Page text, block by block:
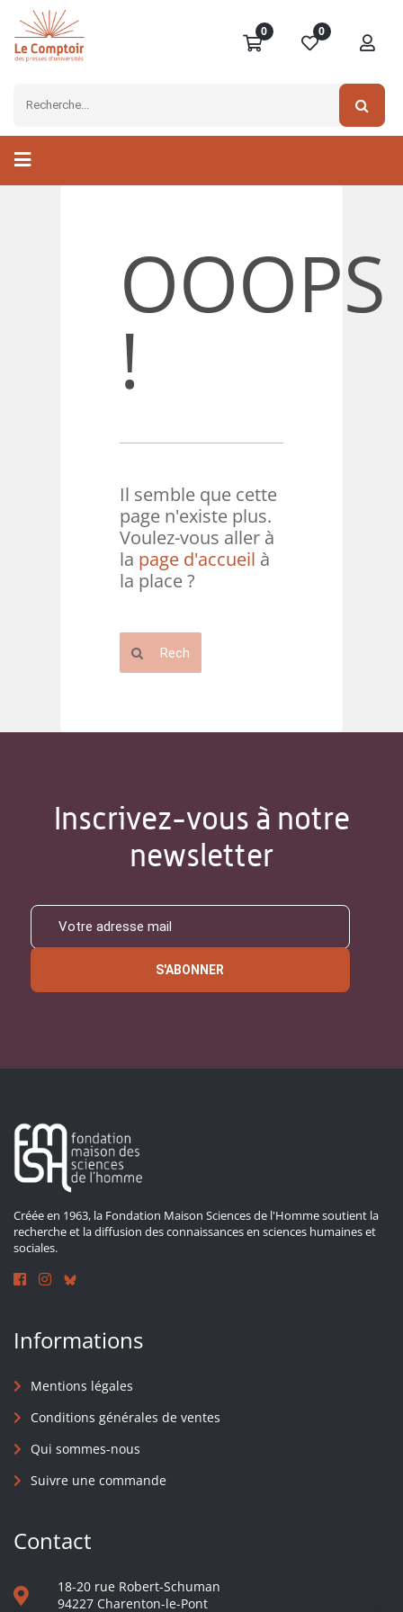
0 0
OOOPS
!
Il semble que cette
page n'existe plus.
Voulez-vous aller à
la page d'accueil à
la place ?
Inscrivez-vous à notre
newsletter
S'ABONNER
Créée en 1963, la Fondation Maison Sciences de l'Homme soutient la
recherche et la diffusion des connaissances en sciences humaines et
sociales.
Informations
Mentions légales
Conditions générales de ventes
Qui sommes-nous
Suivre une commande
Contact
18-20 rue Robert-Schuman
94227 Charenton-le-Pont